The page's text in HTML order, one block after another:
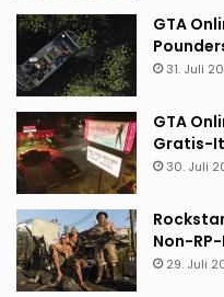
GTA
31. Juli
GTA
Gratis-
30. Juli
Non-
29. Juli